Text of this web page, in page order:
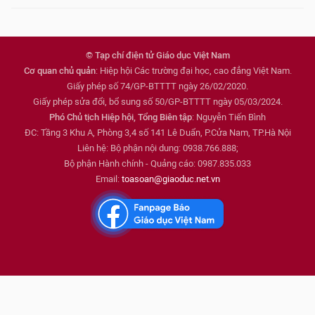
© Tạp chí điện tử Giáo dục Việt Nam
Cơ quan chủ quản: Hiệp hội Các trường đại học, cao đẳng Việt Nam.
Giấy phép số 74/GP-BTTTT ngày 26/02/2020.
Giấy phép sửa đổi, bổ sung số 50/GP-BTTTT ngày 05/03/2024.
Phó Chủ tịch Hiệp hội, Tổng Biên tập: Nguyễn Tiến Bình
ĐC: Tầng 3 Khu A, Phòng 3,4 số 141 Lê Duẩn, P.Cửa Nam, TP.Hà Nội
Liên hệ: Bộ phận nội dung: 0938.766.888;
Bộ phận Hành chính - Quảng cáo: 0987.835.033
Email: toasoan@giaoduc.net.vn